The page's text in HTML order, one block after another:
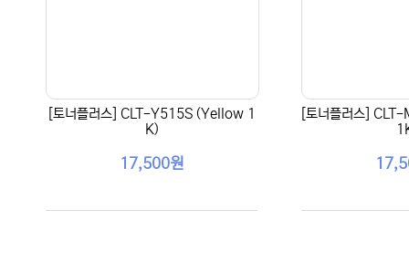
[토너플러스] CLT-Y515S (Yellow 1
K)
17,500원
[토너플러스]